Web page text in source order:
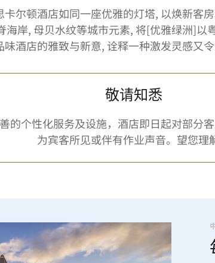
尔顿酒店如同一座优雅的灯塔, 以焕新客
岸, 母贝水纹等城市元素, 将[优雅绿洲]
酒店的雅致与新意, 诠释一种激发灵感又
敬请知悉
的个性化服务及设施，酒店即日起对部分
为宾客所见或伴有作业声音。望您理